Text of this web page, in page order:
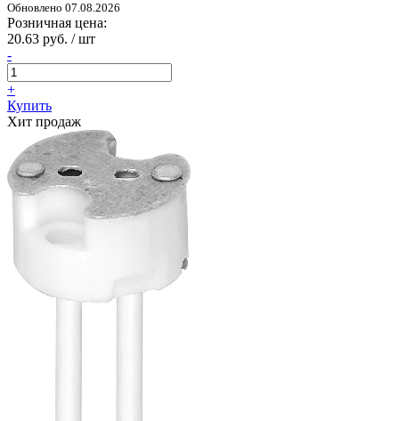
Обновлено 07.08.2026
Розничная цена:
20.63 руб. / шт
-
+
Купить
Хит продаж